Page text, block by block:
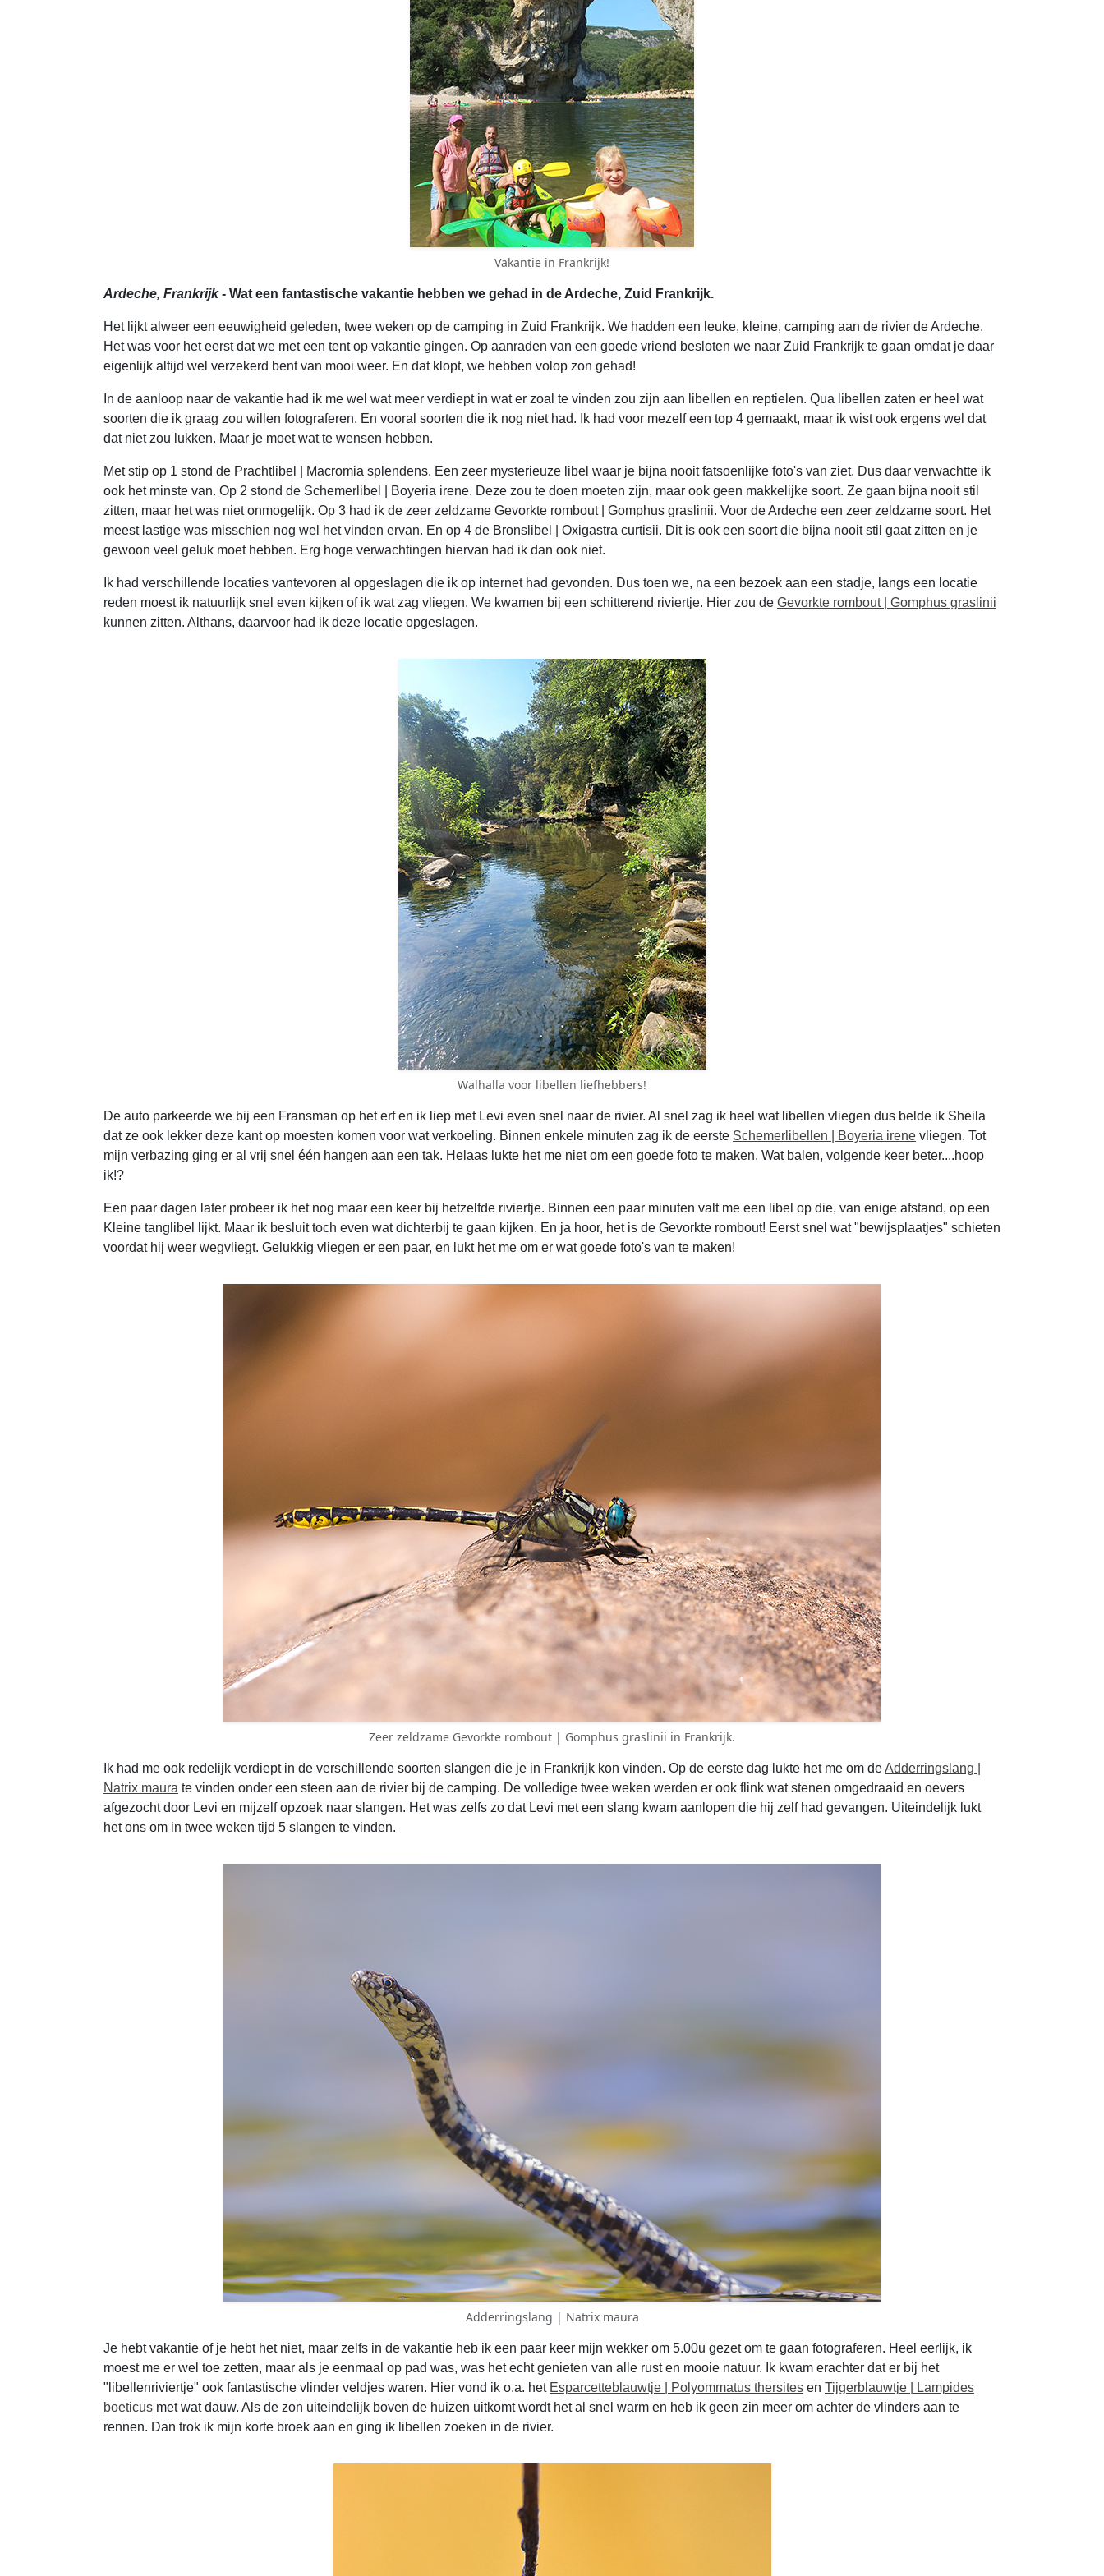
Vakantie in Frankrijk!
Ardeche, Frankrijk- Wat een fantastische vakantie hebben we gehad in de Ardeche, Zuid Frankrijk.
Het lijkt alweer een eeuwigheid geleden, twee weken op de camping in Zuid Frankrijk. We hadden een leuke, kleine, camping aan de rivier de Ardeche.
Het was voor het eerst dat we met een tent op vakantie gingen. Op aanraden van een goede vriend besloten we naar Zuid Frankrijk te gaan omdat je daar
eigenlijk altijd wel verzekerd bent van mooi weer. En dat klopt, we hebben volop zon gehad!
In de aanloop naar de vakantie had ik me wel wat meer verdiept in wat er zoal te vinden zou zijn aan libellen en reptielen. Qua libellen zaten er heel wat
soorten die ik graag zou willen fotograferen. En vooral soorten die ik nog niet had. Ik had voor mezelf een top 4 gemaakt, maar ik wist ook ergens wel dat
dat niet zou lukken. Maar je moet wat te wensen hebben.
Met stip op 1 stond de Prachtlibel | Macromia splendens. Een zeer mysterieuze libel waar je bijna nooit fatsoenlijke foto's van ziet. Dus daar verwachtte ik
ook het minste van. Op 2 stond de Schemerlibel | Boyeria irene. Deze zou te doen moeten zijn, maar ook geen makkelijke soort. Ze gaan bijna nooit stil
zitten, maar het was niet onmogelijk. Op 3 had ik de zeer zeldzame Gevorkte rombout | Gomphus graslinii. Voor de Ardeche een zeer zeldzame soort. Het
meest lastige was misschien nog wel het vinden ervan. En op 4 de Bronslibel | Oxigastra curtisii. Dit is ook een soort die bijna nooit stil gaat zitten en je
gewoon veel geluk moet hebben. Erg hoge verwachtingen hiervan had ik dan ook niet.
Ik had verschillende locaties vantevoren al opgeslagen die ik op internet had gevonden. Dus toen we, na een bezoek aan een stadje, langs een locatie
reden moest ik natuurlijk snel even kijken of ik wat zag vliegen. We kwamen bij een schitterend riviertje. Hier zou de Gevorkte rombout | Gomphus graslinii
kunnen zitten. Althans, daarvoor had ik deze locatie opgeslagen.
Walhalla voor libellen liefhebbers!
De auto parkeerde we bij een Fransman op het erf en ik liep met Levi even snel naar de rivier. Al snel zag ik heel wat libellen vliegen dus belde ik Sheila
dat ze ook lekker deze kant op moesten komen voor wat verkoeling. Binnen enkele minuten zag ik de eerste Schemerlibellen | Boyeria irene vliegen. Tot
mijn verbazing ging er al vrij snel één hangen aan een tak. Helaas lukte het me niet om een goede foto te maken. Wat balen, volgende keer beter....hoop
ik!?
Een paar dagen later probeer ik het nog maar een keer bij hetzelfde riviertje. Binnen een paar minuten valt me een libel op die, van enige afstand, op een
Kleine tanglibel lijkt. Maar ik besluit toch even wat dichterbij te gaan kijken. En ja hoor, het is de Gevorkte rombout! Eerst snel wat "bewijsplaatjes" schieten
voordat hij weer wegvliegt. Gelukkig vliegen er een paar, en lukt het me om er wat goede foto's van te maken!
Zeer zeldzame Gevorkte rombout | Gomphus graslinii in Frankrijk.
Ik had me ook redelijk verdiept in de verschillende soorten slangen die je in Frankrijk kon vinden. Op de eerste dag lukte het me om deAdderringslang |
Natrix maura te vinden onder een steen aan de rivier bij de camping. De volledige twee weken werden er ook flink wat stenen omgedraaid en oevers
afgezocht door Levi en mijzelf opzoek naar slangen. Het was zelfs zo dat Levi met een slang kwam aanlopen die hij zelf had gevangen. Uiteindelijk lukt
het ons om in twee weken tijd 5 slangen te vinden.
Adderringslang | Natrix maura
Je hebt vakantie of je hebt het niet, maar zelfs in de vakantie heb ik een paar keer mijn wekker om 5.00u gezet om te gaan fotograferen. Heel eerlijk, ik
moest me er wel toe zetten, maar als je eenmaal op pad was, was het echt genieten van alle rust en mooie natuur. Ik kwam erachter dat er bij het
"libellenriviertje" ook fantastische vlinder veldjes waren. Hier vond ik o.a. het Esparcetteblauwtje | Polyommatus thersites en Tijgerblauwtje | Lampides
boeticus met wat dauw. Als de zon uiteindelijk boven de huizen uitkomt wordt het al snel warm en heb ik geen zin meer om achter de vlinders aan te
rennen. Dan trok ik mijn korte broek aan en ging ik libellen zoeken in de rivier.